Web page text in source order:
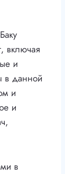
включая
и
в данной
и
и
в